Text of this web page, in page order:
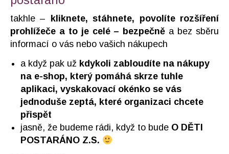
takhle –
kliknete, stáhnete, povolíte rozšíření
prohlížeče a to je celé – bezpečně a bez sběru
informací o vás nebo vašich nákupech
a když pak už kdykoli zabloudíte na nákupy
na e-shop, který pomáhá skrze tuhle
aplikaci, vyskakovací okénko se vás
jednoduše zeptá, které organizaci chcete
přispět
jasně, že budeme rádi, když to bude O DĚTI
POSTARÁNO Z.S.